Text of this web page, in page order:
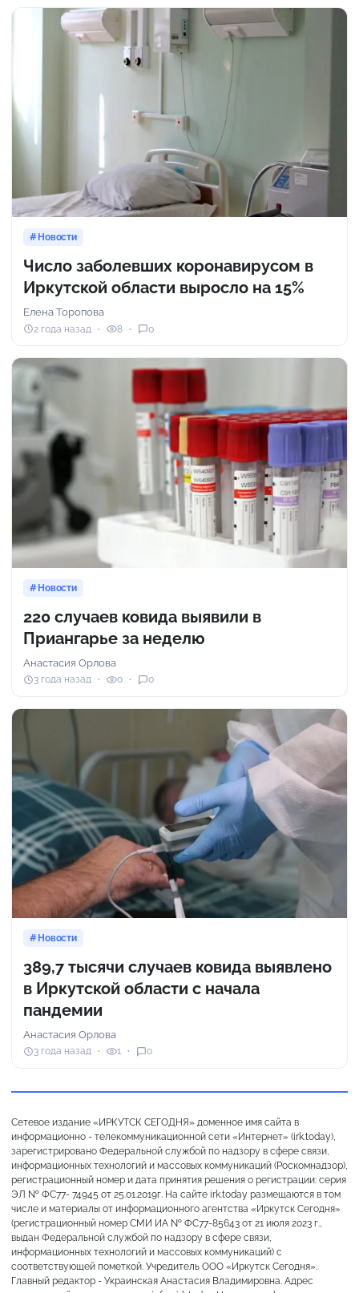
Новости
Число заболевших коронавирусом в
Иркутской области выросло на 15%
Елена Торопова
2 года назад 8 0
Новости
220 случаев ковида выявили в
Приангарье за неделю
Анастасия Орлова
3 года назад 0 0
Новости
389,7 тысячи случаев ковида выявлено
в Иркутской области с начала
пандемии
Анастасия Орлова
3 года назад 1 0
Сетевое издание «ИРКУТСК СЕГОДНЯ» доменное имя сайта в
информационно - телекоммуникационной сети «Интернет» (irk.today),
зарегистрировано Федеральной службой по надзору в сфере связи,
информационных технологий и массовых коммуникаций (Роскомнадзор),
регистрационный номер и дата принятия решения о регистрации: серия
ЭЛ № ФС77- 74945 от 25.01.2019г. На сайте irk.today размещаются в том
числе и материалы от информационного агентства «Иркутск Сегодня»
(регистрационный номер СМИ ИА № ФС77-85643 от 21 июля 2023 г.,
выдан Федеральной службой по надзору в сфере связи,
информационных технологий и массовых коммуникаций) с
соответствующей пометкой. Учредитель ООО «Иркутск Сегодня».
Главный редактор - Украинская Анастасия Владимировна. Адрес